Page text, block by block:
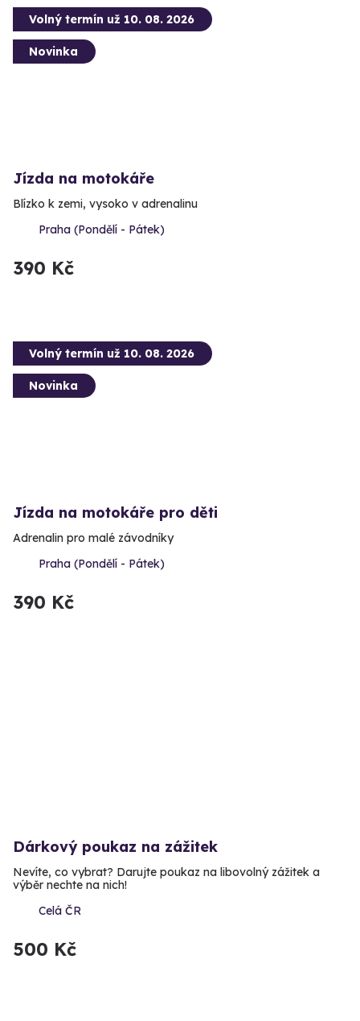
Volný termín už 10. 08. 2026
Novinka
Jízda na motokáře
Blízko k zemi, vysoko v adrenalinu
Praha (Pondělí - Pátek)
390 Kč
Volný termín už 10. 08. 2026
Novinka
Jízda na motokáře pro děti
Adrenalin pro malé závodníky
Praha (Pondělí - Pátek)
390 Kč
Dárkový poukaz na zážitek
Nevíte, co vybrat? Darujte poukaz na libovolný zážitek a
výběr nechte na nich!
Celá ČR
500 Kč